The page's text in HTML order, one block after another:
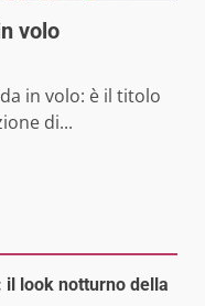
volo
in volo: è il titolo
di...
look notturno della